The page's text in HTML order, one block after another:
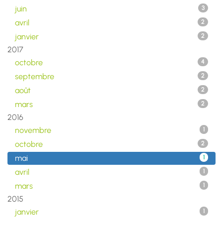
juin 3
avril 2
janvier 2
2017
octobre
4
septembre 2
août 2
mars 2
2016
novembre
1
octobre 2
mai 1
avril 1
mars 1
2015
janvier
1